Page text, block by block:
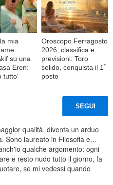
mia
su una
Eren:
tutto'
Oroscopo Ferragosto
2026, classifica e
previsioni: Toro
solido, conquista il 1ﾟ
posto
SEGUI
qualità, diventa un arduo
Sono laureato in Filosofia e…
qualche argomento: ogni
e resto nudo tutto il giorno, fa
se mi vedessi quando